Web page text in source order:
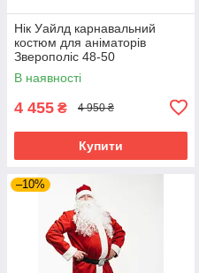
Нік Уайлд карнавальний
костюм для аніматорів
Зверополіс 48-50
В наявності
4 455 ₴ 4 950 ₴
Купити
–10%